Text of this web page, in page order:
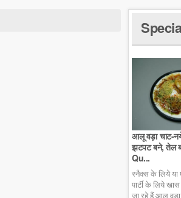
आलू वड़ा चाट-
झटपट बने, तेल
Qu...
स्नैक्स के लिये या
पार्टी के लिये
जा रहे हैं आलू